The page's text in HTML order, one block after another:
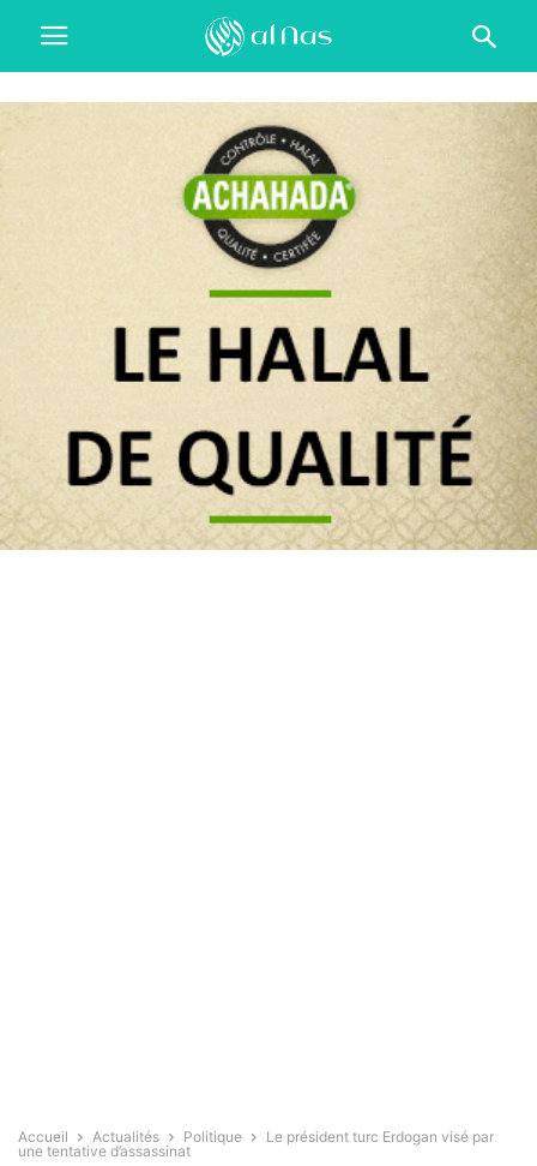
Accueil Actualités Politique
Le président turc Erdogan visé par
une tentative d’assassinat